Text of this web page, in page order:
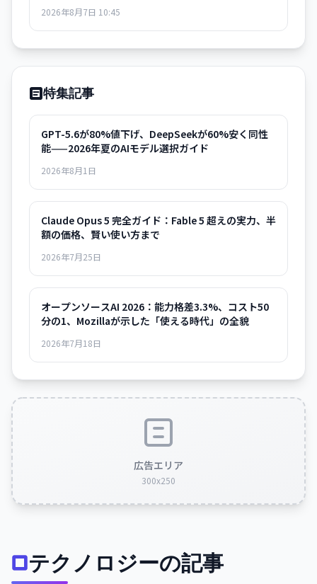
の急務を浮き彫りにします。
2026年8月7日 10:45
特集記事
GPT-5.6が80%値下げ、DeepSeekが60%安く同性
能——2026年夏のAIモデル選択ガイド
2026年8月1日
Claude Opus 5 完全ガイド：Fable 5 超えの実力、半
額の価格、賢い使い方まで
2026年7月25日
オープンソースAI 2026：能力格差3.3%、コスト50
分の1、Mozillaが示した「使える時代」の全貌
2026年7月18日
広告エリア
300x250
テクノロジーの記事